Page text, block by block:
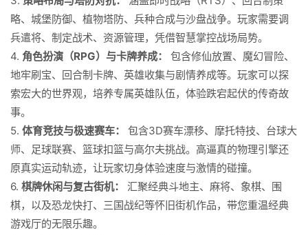
略、城堡防御、植物塔防、兵种合成与沙盘战争。玩家需要调
兵遣将、制定战术、资源管理，凭借智慧掌控战场局势。
4. 角色扮演（RPG）与卡牌养成：
包含修仙放置、魔幻冒险、
地牢刷宝、回合制卡牌、英雄收集与剧情养成等。玩家可以探
索宏大的世界观，培养专属英雄队伍，体验跌宕起伏的传奇故
事。
5. 体育竞技与极速赛车：
包含3D赛车漂移、摩托特技、台球大
师、足球联赛、篮球扣篮与高尔夫挑战。高逼真的物理引擎还
原真实运动轨迹，让玩家切身体验速度与激情的碰撞。
6. 棋牌休闲与复古街机：
汇聚经典斗地主、麻将、象棋、围
棋，以及恐龙快打、三国战纪等怀旧街机作品，带您重温经典
游戏厅的无限乐趣。